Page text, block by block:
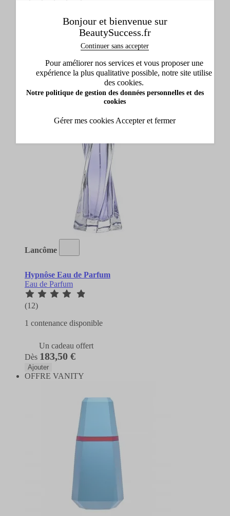
3 contenances disponibles
88,00 €
Ajouter
Lancôme
Hypnôse Eau de Parfum
Eau de Parfum
(12)
1 contenance disponible
Un cadeau offert
Dès 183,50 €
Ajouter
OFFRE VANITY
Bonjour et bienvenue sur
BeautySuccess.fr
Continuer sans accepter
Pour améliorer nos services et vous proposer une
expérience la plus qualitative possible, notre site utilise
des cookies.
Notre politique de gestion des données personnelles et des
cookies
Gérer mes cookies Accepter et fermer